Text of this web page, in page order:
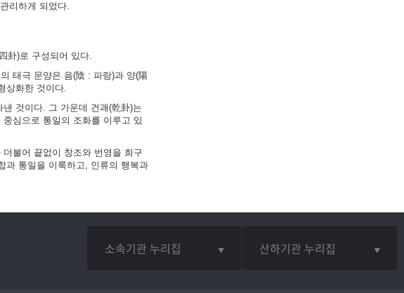
리하게 되었다.
卦)로 구성되어 있다.
태극 문양은 음(陰 : 파랑)과 양(陽
상화한 것이다.
것이다. 그 가운데 건괘(乾卦)는
심으로 통일의 조화를 이루고 있
불어 끝없이 창조와 번영을 희구
과 통일을 이룩하고, 인류의 행복과
소속기관 누리집 산하기관 누리집